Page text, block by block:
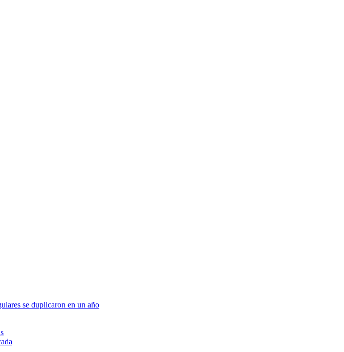
se duplicaron en un año